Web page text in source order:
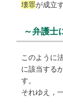
壊罪が成立
～弁護士
このように
に該当する
す。
それゆえ，